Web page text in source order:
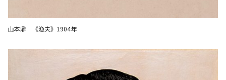
山本鼎 《漁夫》1904年